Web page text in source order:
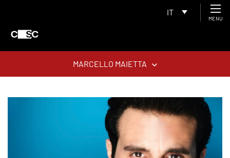
IT
MENU
MARCELLO MAIETTA